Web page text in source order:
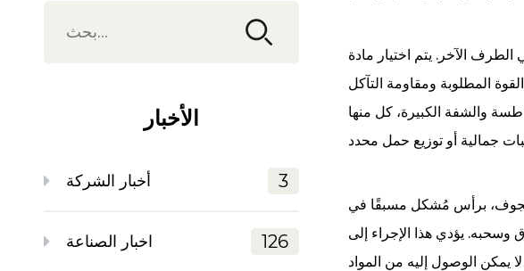
الأخبار
أخبار الشركة 3
اخبار الصناعة 126
الآخر. يتم اختيار مادة
المطلوبة ومقاومة التآكل
والشفة الكبيرة، كل منها
برأس مُشكل مسبقًا في
وسحبه. يؤدي هذا الإجراء إلى
الوصول إليه من المواد